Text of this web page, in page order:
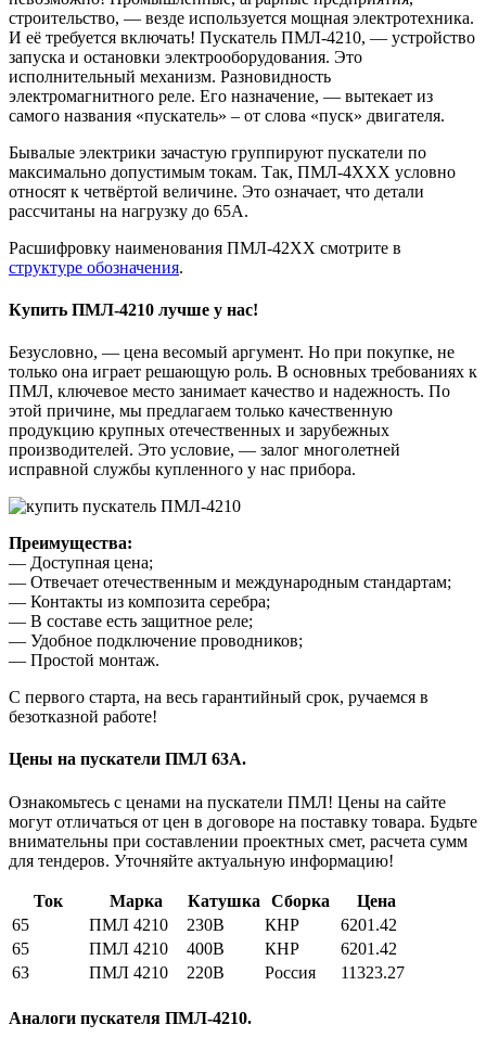
строительство, — везде используется мощная электротехника.
И её требуется включать! Пускатель ПМЛ-4210, — устройство
запуска и остановки электрооборудования. Это
исполнительный механизм. Разновидность
электромагнитного реле. Его назначение, — вытекает из
самого названия «пускатель» – от слова «пуск» двигателя.
Бывалые электрики зачастую группируют пускатели по
максимально допустимым токам. Так, ПМЛ-4ХХХ условно
относят к четвёртой величине. Это означает, что детали
рассчитаны на нагрузку до 65А.
Расшифровку наименования ПМЛ-42ХХ смотрите в
структуре обозначения.
Купить ПМЛ-4210 лучше у нас!
Безусловно, — цена весомый аргумент. Но при покупке, не
только она играет решающую роль. В основных требованиях к
ПМЛ, ключевое место занимает качество и надежность. По
этой причине, мы предлагаем только качественную
продукцию крупных отечественных и зарубежных
производителей. Это условие, — залог многолетней
исправной службы купленного у нас прибора.
Преимущества:
— Доступная цена;
— Отвечает отечественным и международным стандартам;
— Контакты из композита серебра;
— В составе есть защитное реле;
— Удобное подключение проводников;
— Простой монтаж.
С первого старта, на весь гарантийный срок, ручаемся в
безотказной работе!
Цены на пускатели ПМЛ 63А.
Ознакомьтесь с ценами на пускатели ПМЛ! Цены на сайте
могут отличаться от цен в договоре на поставку товара. Будьте
внимательны при составлении проектных смет, расчета сумм
для тендеров. Уточняйте актуальную информацию!
Ток Марка Катушка Сборка
Цена
65
ПМЛ 4210 230В КНР
6201.42
65
ПМЛ 4210 400В КНР
6201.42
63
ПМЛ 4210 220В Россия 11323.27
Аналоги пускателя ПМЛ-4210.